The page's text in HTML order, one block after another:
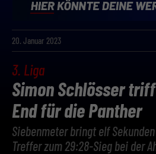
20. Januar 2023
3. Liga
Simon Schlösser
End für die Panther
Siebenmeter bringt elf
Treffer zum 29:28-Sieg bei der